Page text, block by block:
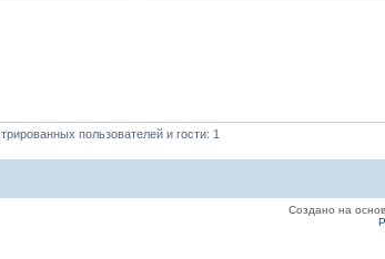
пользователей и гости: 1
Создано на